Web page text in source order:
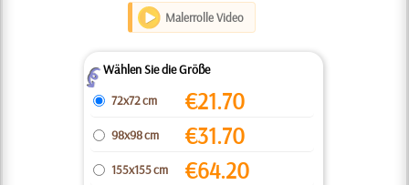
Malerrolle Video
ZWählen Sie die Größe
72x72 cm
€21.70
98x98 cm €31.70
155x155 cm €64.20